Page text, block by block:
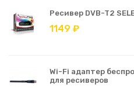
Ресивер DVB-T2
1149 ₽
Wi-Fi адаптер
для ресиверов